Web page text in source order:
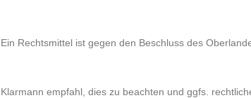
Ein Rechtsmittel ist gegen den Beschluss des
Klarmann empfahl, dies zu beachten und ggfs.